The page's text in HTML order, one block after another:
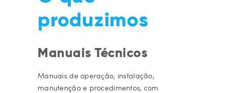
produzimos
Manuais Técnicos
Manuais de operação, instalação,
manutenção e procedimentos, com